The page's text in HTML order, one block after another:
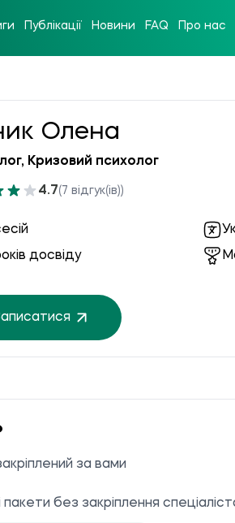
Публікації Новини FAQ Про нас
Олена
Кризовий психолог
4.7(7 відгук(ів))
досвіду
за вами
без закріплення